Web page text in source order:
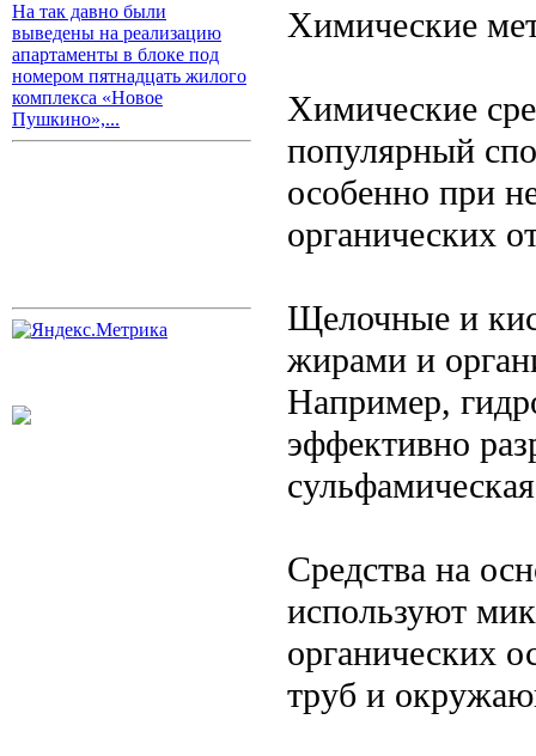
На так давно были
выведены на реализацию
апартаменты в блоке под
номером пятнадцать жилого
комплекса «Новое
Пушкино»,...
Химические
Химические
популярный
особенно при
органических
Щелочные и
жирами и
Например,
эффективно
Средства на
используют
органических
труб и